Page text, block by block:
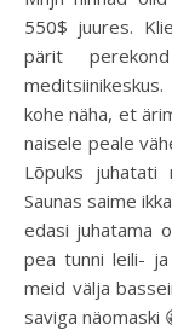
550$ juures.
pärit
kohe näha, et
naisele peale
Lõpuks juhatati
Saunas saime
edasi juhatama
pea tunni leili- ja
meid välja
saviga näomaski